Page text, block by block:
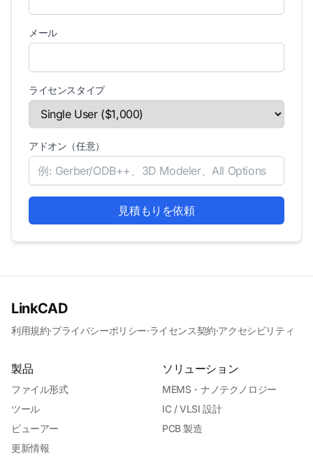
メール
ライセンスタイプ
アドオン（任意）
見積もりを依頼
LinkCAD
利用規約·プライバシーポリシー·ライセンス契約·アクセシビリティ
製品
ファイル形式
ツール
ビューアー
更新情報
ソリューション
MEMS・ナノテクノロジー
IC / VLSI 設計
PCB 製造